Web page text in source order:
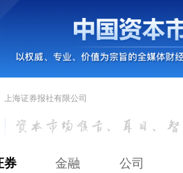
上海证券报社有限公司
券 金融 公司